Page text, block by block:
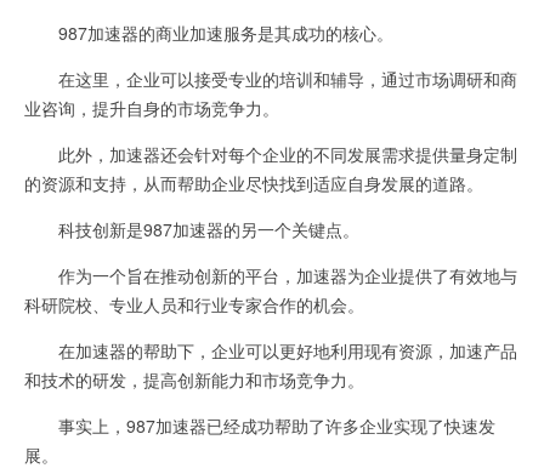
987加速器的商业加速服务是其成功的核心。
在这里，企业可以接受专业的培训和辅导，通过市场调研和商
业咨询，提升自身的市场竞争力。
此外，加速器还会针对每个企业的不同发展需求提供量身定制
的资源和支持，从而帮助企业尽快找到适应自身发展的道路。
科技创新是987加速器的另一个关键点。
作为一个旨在推动创新的平台，加速器为企业提供了有效地与
科研院校、专业人员和行业专家合作的机会。
在加速器的帮助下，企业可以更好地利用现有资源，加速产品
和技术的研发，提高创新能力和市场竞争力。
事实上，987加速器已经成功帮助了许多企业实现了快速发
展。